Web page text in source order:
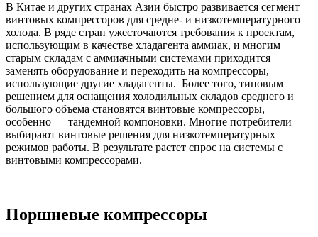
В Китае и других странах Азии быстро развивается сегмент
винтовых компрессоров для средне- и низкотемпературного
холода. В ряде стран ужесточаются требования к проектам,
использующим в качестве хладагента аммиак, и многим
старым складам с аммиачными системами приходится
заменять оборудование и переходить на компрессоры,
использующие другие хладагенты. Более того, типовым
решением для оснащения холодильных складов среднего и
большого объема становятся винтовые компрессоры,
особенно — тандемной компоновки. Многие потребители
выбирают винтовые решения для низкотемпературных
режимов работы. В результате растет спрос на системы с
винтовыми компрессорами.
Поршневые компрессоры